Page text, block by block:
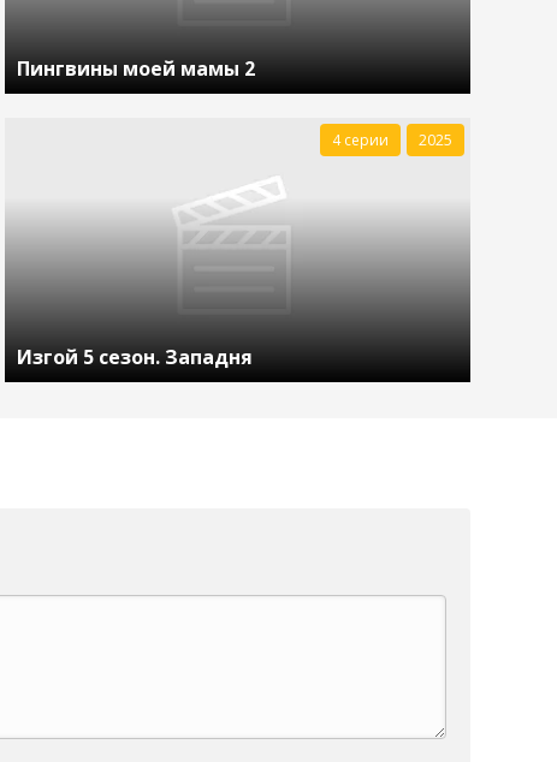
Пингвины моей мамы 2
Изгой 5 сезон. Западня
4 серии 2025